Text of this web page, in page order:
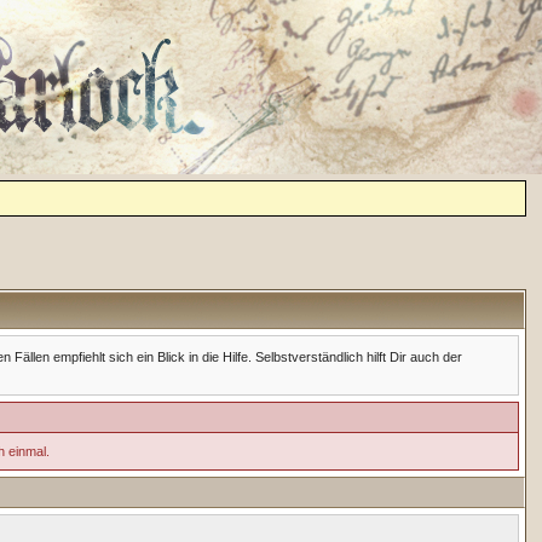
empfiehlt sich ein Blick in die Hilfe. Selbstverständlich hilft Dir auch der
einmal.